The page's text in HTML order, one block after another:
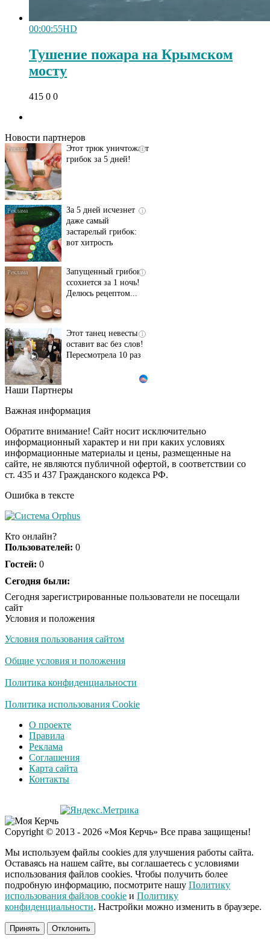
00:00:55HD
Тушение пожара на Крымском
мосту
415 0 0
Новости партнеров
i
Этот трюк уничтожает
грибок за 5 дней!
i
За 5 дней исчезнет
даже самый
застарелый грибок:
вот хитрость
i
Запущенный грибок
ссохнется за 1 ночь!
Делюсь рецептом...
i
Этот танец невесты
оставит вас без слов!
Пересмотрела 10 раз
Ролик длится пару
шоке от увиденного
i
Ролик из Омска: вы
будете смеяться долго
Ржу не переставая, это
Скрытая камера на
люди вытворяют, когда
Ролик длится
смеяться вы будете
Королева вагона
оставит равнодушным
Наши Партнеры
Важная информация
Обратите внимание! Сайт носит исключительно
информационный характер и ни при каких условиях
информационные материалы и цены, размещенные на
сайте, не являются публичной офертой, в соответствии со
ст. 435 и 437 Гражданского кодекса РФ.
Ошибка в тексте
Кто онлайн?
Пользователей: 0
Гостей: 0
Сегодня были:
Сегодня зарегистрированные пользователи не посещали
сайт
Условия и положения
Условия пользования сайтом
Общие условия и положения
Политика конфиденциальности
Политика использования Cookie
О проекте
Правила
Реклама
Соглашения
Карта сайта
Контакты
Copyright © 2013 - 2026 «Моя Керчь» Все права защищены!
Мы используем файлы cookies для улучшения работы сайта.
Оставаясь на нашем сайте, вы соглашаетесь с условиями
использования файлов cookies. Чтобы получить более
подробную информацию, посмотрите нашу Политику
использования файлов cookie и Политику
конфиденциальности. Настройки можно изменить в браузере.
Принять Отклонить